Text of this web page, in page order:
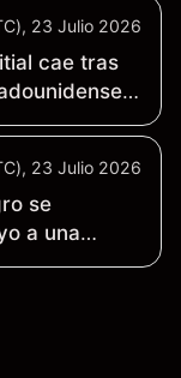
23 Julio 2026
cae tras
23 Julio 2026
se
a una
millones de